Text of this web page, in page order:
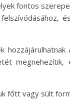
fontos
főtt vagy sült